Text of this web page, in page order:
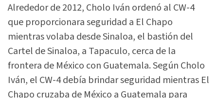
Alrededor de 2012, Cholo Iván ordenó al CW-4
que proporcionara seguridad a El Chapo
mientras volaba desde Sinaloa, el bastión del
Cartel de Sinaloa, a Tapaculo, cerca de la
frontera de México con Guatemala. Según Cholo
Iván, el CW-4 debía brindar seguridad mientras El
Chapo cruzaba de México a Guatemala para